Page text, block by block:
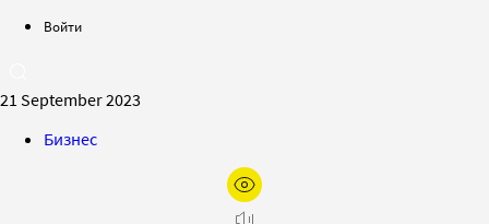
Войти
21 September 2023
Бизнес